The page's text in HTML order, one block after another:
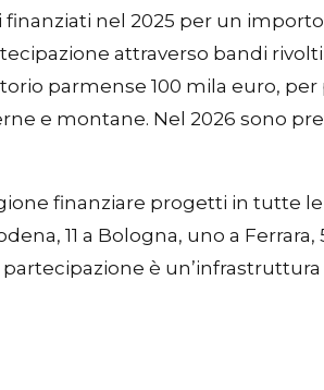
nel 2025 per un
attraverso bandi
parmense 100 mila euro,
e montane. Nel 2026 sono
finanziare progetti in tutte
11 a Bologna, uno a
partecipazione è